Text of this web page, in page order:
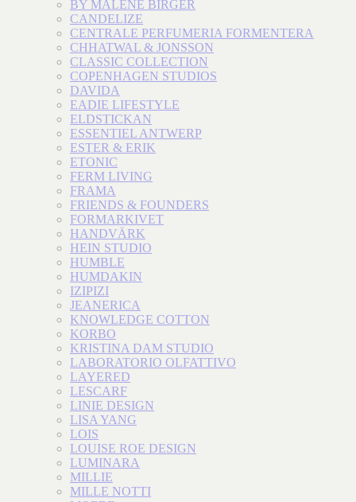
BY MALENE BIRGER
CANDELIZE
CENTRALE PERFUMERIA FORMENTERA
CHHATWAL & JONSSON
CLASSIC COLLECTION
COPENHAGEN STUDIOS
DAVIDA
EADIE LIFESTYLE
ELDSTICKAN
ESSENTIEL ANTWERP
ESTER & ERIK
ETONIC
FERM LIVING
FRAMA
FRIENDS & FOUNDERS
FORMARKIVET
HANDVÄRK
HEIN STUDIO
HUMBLE
HUMDAKIN
IZIPIZI
JEANERICA
KNOWLEDGE COTTON
KORBO
KRISTINA DAM STUDIO
LABORATORIO OLFATTIVO
LAYERED
LESCARF
LINIE DESIGN
LISA YANG
LOIS
LOUISE ROE DESIGN
LUMINARA
MILLIE
MILLE NOTTI